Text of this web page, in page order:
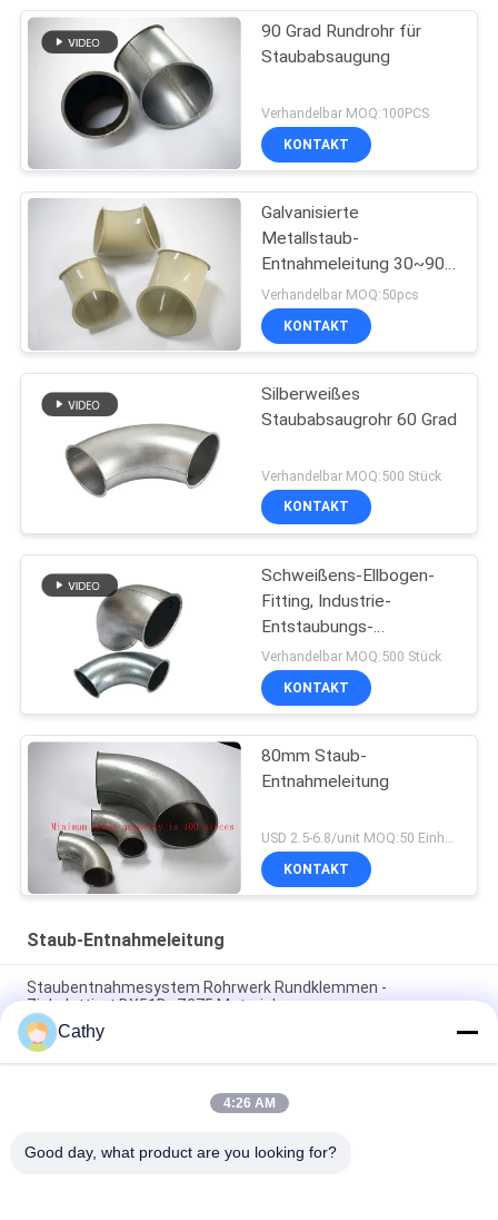
90 Grad Rundrohr für
Staubabsaugung
Verhandelbar MOQ:100PCS
KONTAKT
Galvanisierte
Metallstaub-
Entnahmeleitung 30~90
Grad in der Staub-
Chemikalien-Architektur
Verhandelbar MOQ:50pcs
KONTAKT
Silberweißes
Staubabsaugrohr 60 Grad
Verhandelbar MOQ:500 Stück
KONTAKT
Schweißens-Ellbogen-
Fitting, Industrie-
Entstaubungs-
Metallstaubabsaugungs-
Rohr
Verhandelbar MOQ:500 Stück
KONTAKT
80mm Staub-
Entnahmeleitung
USD 2.5-6.8/unit MOQ:50 Einheiten
KONTAKT
Staub-Entnahmeleitung
Staubentnahmesystem Rohrwerk Rundklemmen -
Zinkplattiert DX51D+Z275 Material
Galvanisierte Runde Kegel Top Schornsteinkappe mit
Bildschirm Kamin Abgaskappe anpassen
Verzinkte Platten Staubentnahme Rohr Staubentnahme
Cathy
4:26 AM
Good day, what product are you looking for?